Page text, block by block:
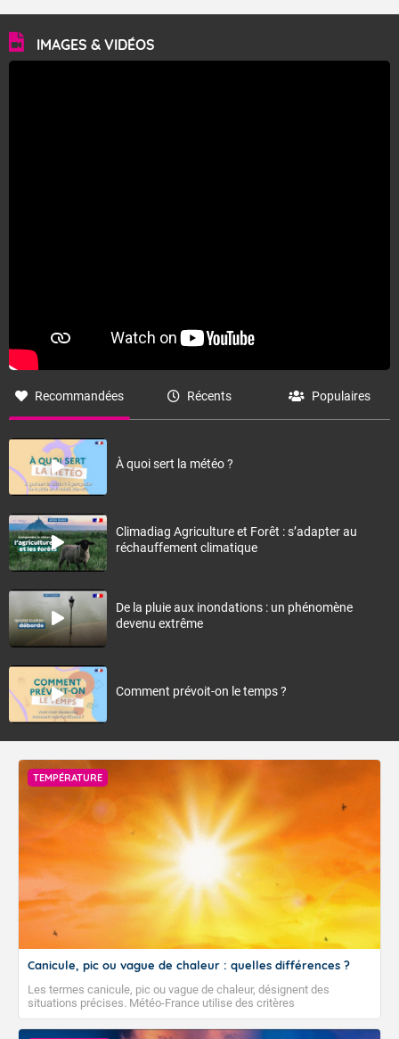
IMAGES & VIDÉOS
Recommandées Récents Populaires
À quoi sert la météo ?
Climadiag Agriculture et Forêt : s’adapter au
réchauffement climatique
De la pluie aux inondations : un phénomène
devenu extrême
Comment prévoit-on le temps ?
TEMPÉRATURE
Canicule, pic ou vague de chaleur : quelles différences ?
Les termes canicule, pic ou vague de chaleur, désignent des
situations précises. Météo-France utilise des critères
climatologiques pour évaluer et qualifier les épisodes de chaleur qui
peuvent avoir des impacts sanitaires et socio-économiques